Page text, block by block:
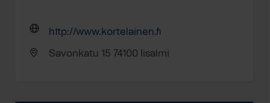
http://www.kortelainen.fi
Savonkatu 15 74100 Iisalmi